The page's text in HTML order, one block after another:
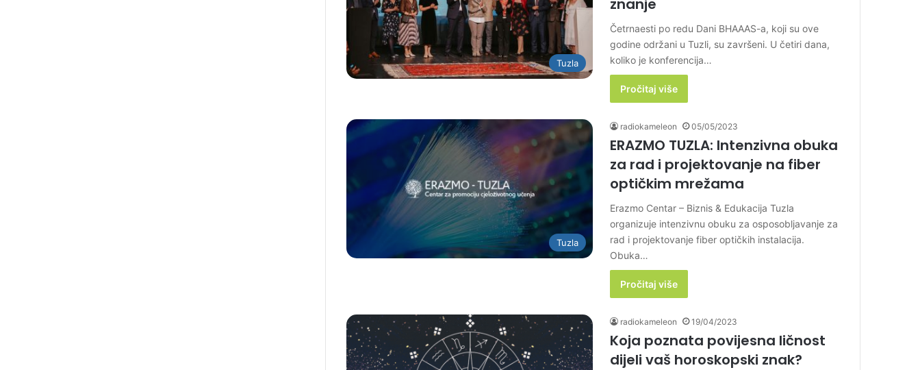
Tuzla
znanje
Četrnaesti po redu Dani BHAAAS-a, koji su ove
godine održani u Tuzli, su završeni. U četiri dana,
koliko je konferencija…
Pročitaj više
Tuzla
radiokameleon 05/05/2023
ERAZMO TUZLA: Intenzivna obuka
za rad i projektovanje na fiber
optičkim mrežama
Erazmo Centar – Biznis & Edukacija Tuzla
organizuje intenzivnu obuku za osposobljavanje za
rad i projektovanje fiber optičkih instalacija.
Obuka…
Pročitaj više
radiokameleon 19/04/2023
Koja poznata povijesna ličnost
dijeli vaš horoskopski znak?